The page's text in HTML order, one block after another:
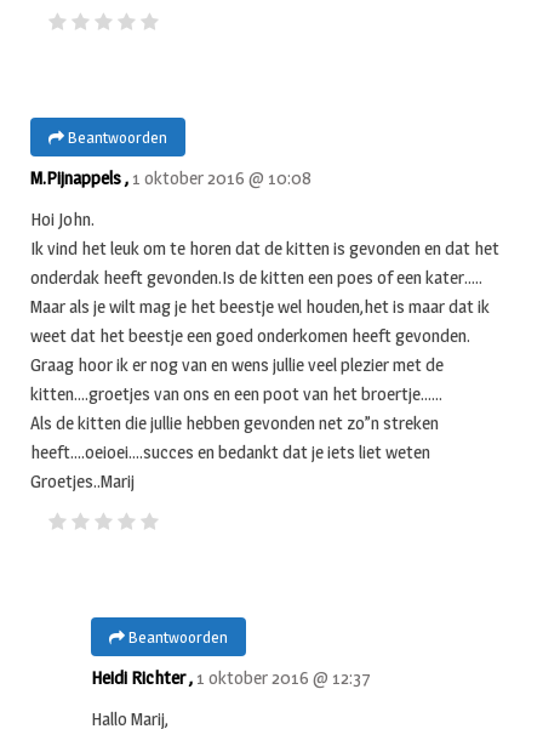
Beantwoorden
M.Pijnappels , 1 oktober 2016 @ 10:08
Hoi John.
Ik vind het leuk om te horen dat de kitten is gevonden en dat het
onderdak heeft gevonden.Is de kitten een poes of een kater…..
Maar als je wilt mag je het beestje wel houden,het is maar dat ik
weet dat het beestje een goed onderkomen heeft gevonden.
Graag hoor ik er nog van en wens jullie veel plezier met de
kitten….groetjes van ons en een poot van het broertje……
Als de kitten die jullie hebben gevonden net zo”n streken
heeft….oeioei….succes en bedankt dat je iets liet weten
Groetjes..Marij
Beantwoorden
Heidi Richter , 1 oktober 2016 @ 12:37
Hallo Marij,